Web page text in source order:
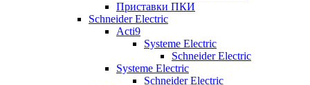
Приставки ПКИ
Schneider Electric
Acti9
Systeme Electric
Schneider Electric
Systeme Electric
Schneider Electric